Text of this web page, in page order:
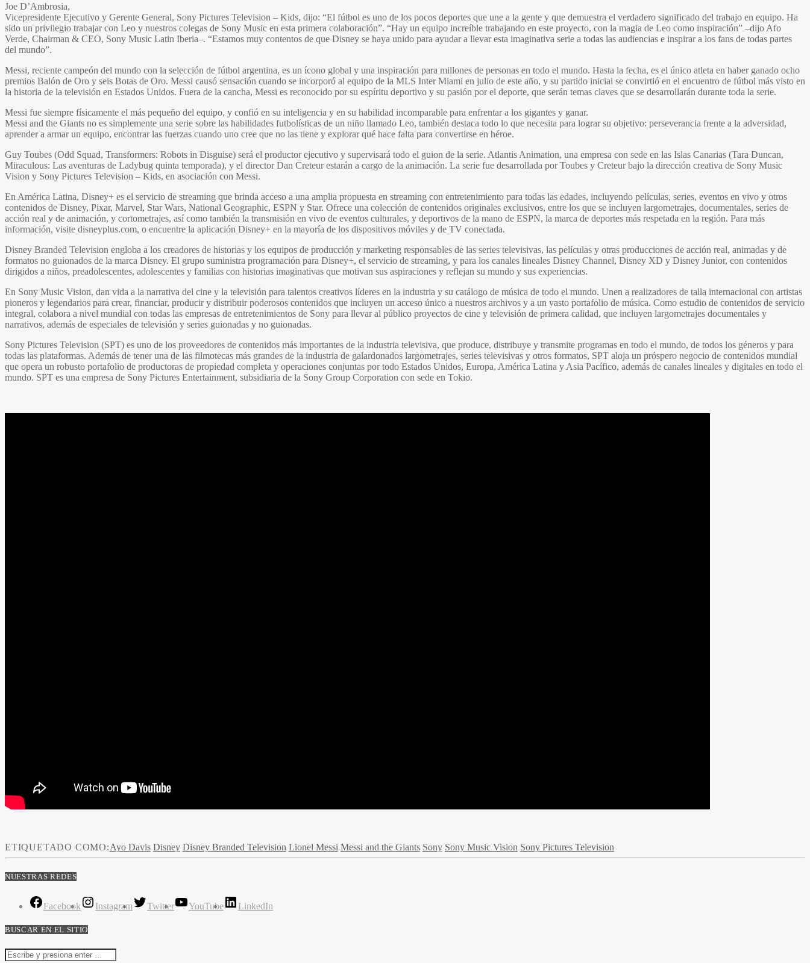
Joe D’Ambrosia,
Vicepresidente Ejecutivo y Gerente General, Sony Pictures Television – Kids, dijo: “El fútbol es uno de los pocos deportes que une a la gente y que demuestra el verdadero significado del trabajo en equipo. Ha
sido un privilegio trabajar con Leo y nuestros colegas de Sony Music en esta primera colaboración”. “Hay un equipo increíble trabajando en este proyecto, con la magia de Leo como inspiración” –dijo Afo
Verde, Chairman & CEO, Sony Music Latin Iberia–. “Estamos muy contentos de que Disney se haya unido para ayudar a llevar esta imaginativa serie a todas las audiencias e inspirar a los fans de todas partes
del mundo”.
Messi, reciente campeón del mundo con la selección de fútbol argentina, es un ícono global y una inspiración para millones de personas en todo el mundo. Hasta la fecha, es el único atleta en haber ganado ocho
premios Balón de Oro y seis Botas de Oro. Messi causó sensación cuando se incorporó al equipo de la MLS Inter Miami en julio de este año, y su partido inicial se convirtió en el encuentro de fútbol más visto en
la historia de la televisión en Estados Unidos. Fuera de la cancha, Messi es reconocido por su espíritu deportivo y su pasión por el deporte, que serán temas claves que se desarrollarán durante toda la serie.
Messi fue siempre físicamente el más pequeño del equipo, y confió en su inteligencia y en su habilidad incomparable para enfrentar a los gigantes y ganar.
Messi and the Giants no es simplemente una serie sobre las habilidades futbolísticas de un niño llamado Leo, también destaca todo lo que necesita para lograr su objetivo: perseverancia frente a la adversidad,
aprender a armar un equipo, encontrar las fuerzas cuando uno cree que no las tiene y explorar qué hace falta para convertirse en héroe.
Guy Toubes (Odd Squad, Transformers: Robots in Disguise) será el productor ejecutivo y supervisará todo el guion de la serie. Atlantis Animation, una empresa con sede en las Islas Canarias (Tara Duncan,
Miraculous: Las aventuras de Ladybug quinta temporada), y el director Dan Creteur estarán a cargo de la animación. La serie fue desarrollada por Toubes y Creteur bajo la dirección creativa de Sony Music
Vision y Sony Pictures Television – Kids, en asociación con Messi.
En América Latina, Disney+ es el servicio de streaming que brinda acceso a una amplia propuesta en streaming con entretenimiento para todas las edades, incluyendo películas, series, eventos en vivo y otros
contenidos de Disney, Pixar, Marvel, Star Wars, National Geographic, ESPN y Star. Ofrece una colección de contenidos originales exclusivos, entre los que se incluyen largometrajes, documentales, series de
acción real y de animación, y cortometrajes, así como también la transmisión en vivo de eventos culturales, y deportivos de la mano de ESPN, la marca de deportes más respetada en la región. Para más
información, visite disneyplus.com, o encuentre la aplicación Disney+ en la mayoría de los dispositivos móviles y de TV conectada.
Disney Branded Television engloba a los creadores de historias y los equipos de producción y marketing responsables de las series televisivas, las películas y otras producciones de acción real, animadas y de
formatos no guionados de la marca Disney. El grupo suministra programación para Disney+, el servicio de streaming, y para los canales lineales Disney Channel, Disney XD y Disney Junior, con contenidos
dirigidos a niños, preadolescentes, adolescentes y familias con historias imaginativas que motivan sus aspiraciones y reflejan su mundo y sus experiencias.
En Sony Music Vision, dan vida a la narrativa del cine y la televisión para talentos creativos líderes en la industria y su catálogo de música de todo el mundo. Unen a realizadores de talla internacional con artistas
pioneros y legendarios para crear, financiar, producir y distribuir poderosos contenidos que incluyen un acceso único a nuestros archivos y a un vasto portafolio de música. Como estudio de contenidos de servicio
integral, colabora a nivel mundial con todas las empresas de entretenimientos de Sony para llevar al público proyectos de cine y televisión de primera calidad, que incluyen largometrajes documentales y
narrativos, además de especiales de televisión y series guionadas y no guionadas.
Sony Pictures Television (SPT) es uno de los proveedores de contenidos más importantes de la industria televisiva, que produce, distribuye y transmite programas en todo el mundo, de todos los géneros y para
todas las plataformas. Además de tener una de las filmotecas más grandes de la industria de galardonados largometrajes, series televisivas y otros formatos, SPT aloja un próspero negocio de contenidos mundial
que opera un robusto portafolio de productoras de propiedad completa y operaciones conjuntas por todo Estados Unidos, Europa, América Latina y Asia Pacífico, además de canales lineales y digitales en todo el
mundo. SPT es una empresa de Sony Pictures Entertainment, subsidiaria de la Sony Group Corporation con sede en Tokio.
ETIQUETADO COMO:Ayo Davis Disney Disney Branded Television Lionel Messi Messi and the Giants Sony Sony Music Vision Sony Pictures Television
NUESTRAS REDES
Facebook Instagram Twitter YouTube LinkedIn
BUSCAR EN EL SITIO